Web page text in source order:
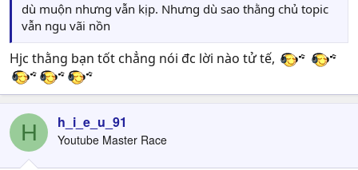
dù muộn nhưng vẫn kịp. Nhưng dù sao thằng chủ topic
vẫn ngu vãi nồn
Hjc thằng bạn tốt chẳng nói đc lời nào tử tế,
H h_i_e_u_91
Youtube Master Race